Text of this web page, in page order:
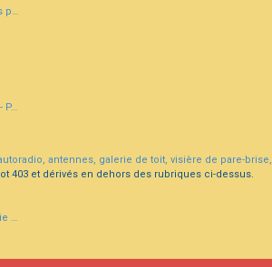
p…
P…
antennes, galerie de toit, visière de pare-
403 et dérivés en dehors des rubriques ci-dessus.
…